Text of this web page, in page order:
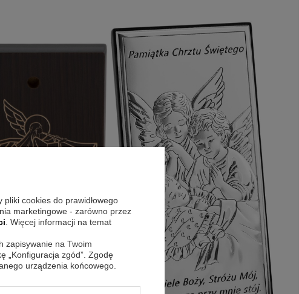
cookies do prawidłowego
marketingowe - zarówno przez
. Więcej informacji na temat
zapisywanie na Twoim
„Konfiguracja zgód”. Zgodę
urządzenia końcowego.